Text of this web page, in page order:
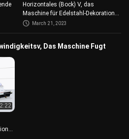
Horizontales (Bock) V, das
Maschine für Edelstahl-Dekoration
fugtMarch 21, 2023
Das Maschine Fugt